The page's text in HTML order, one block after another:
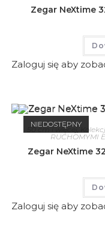
Zegar NeXtime
Zaloguj się aby
NIEDOSTĘPNY
50 cm i więcej,
RUCHOMYMI
Zegar NeXtime
Zaloguj się aby